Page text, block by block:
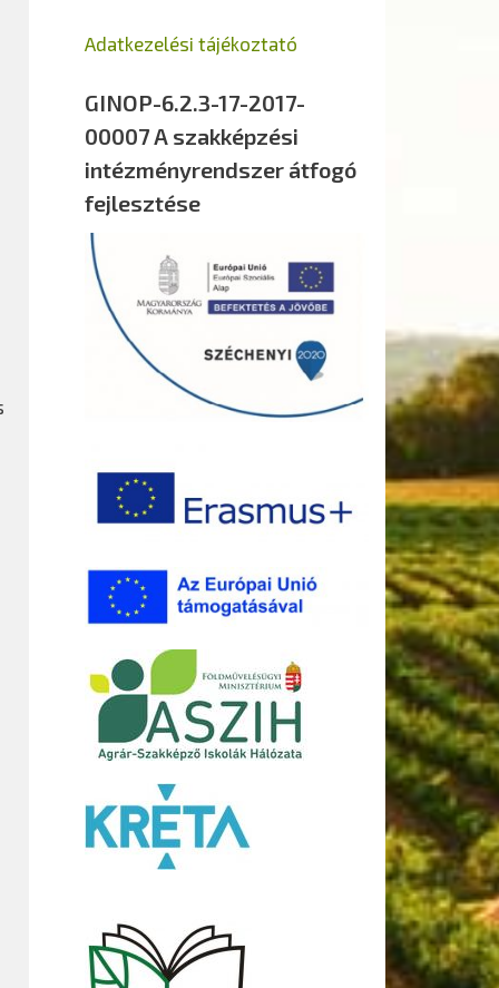
Adatkezelési tájékoztató
GINOP-6.2.3-17-2017-
00007 A szakképzési
intézményrendszer átfogó
fejlesztése